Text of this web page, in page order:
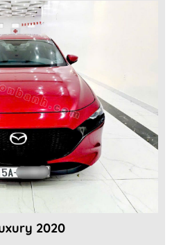
2020